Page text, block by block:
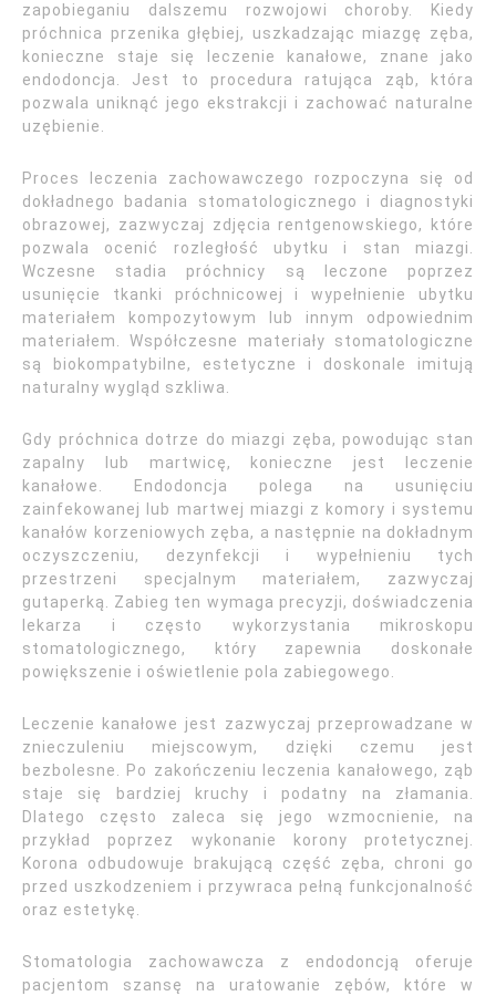
zapobieganiu dalszemu rozwojowi choroby. Kiedy
próchnica przenika głębiej, uszkadzając miazgę zęba,
konieczne staje się leczenie kanałowe, znane jako
endodoncja. Jest to procedura ratująca ząb, która
pozwala uniknąć jego ekstrakcji i zachować naturalne
uzębienie.
Proces leczenia zachowawczego rozpoczyna się od
dokładnego badania stomatologicznego i diagnostyki
obrazowej, zazwyczaj zdjęcia rentgenowskiego, które
pozwala ocenić rozległość ubytku i stan miazgi.
Wczesne stadia próchnicy są leczone poprzez
usunięcie tkanki próchnicowej i wypełnienie ubytku
materiałem kompozytowym lub innym odpowiednim
materiałem. Współczesne materiały stomatologiczne
są biokompatybilne, estetyczne i doskonale imitują
naturalny wygląd szkliwa.
Gdy próchnica dotrze do miazgi zęba, powodując stan
zapalny lub martwicę, konieczne jest leczenie
kanałowe. Endodoncja polega na usunięciu
zainfekowanej lub martwej miazgi z komory i systemu
kanałów korzeniowych zęba, a następnie na dokładnym
oczyszczeniu, dezynfekcji i wypełnieniu tych
przestrzeni specjalnym materiałem, zazwyczaj
gutaperką. Zabieg ten wymaga precyzji, doświadczenia
lekarza i często wykorzystania mikroskopu
stomatologicznego, który zapewnia doskonałe
powiększenie i oświetlenie pola zabiegowego.
Leczenie kanałowe jest zazwyczaj przeprowadzane w
znieczuleniu miejscowym, dzięki czemu jest
bezbolesne. Po zakończeniu leczenia kanałowego, ząb
staje się bardziej kruchy i podatny na złamania.
Dlatego często zaleca się jego wzmocnienie, na
przykład poprzez wykonanie korony protetycznej.
Korona odbudowuje brakującą część zęba, chroni go
przed uszkodzeniem i przywraca pełną funkcjonalność
oraz estetykę.
Stomatologia zachowawcza z endodoncją oferuje
pacjentom szansę na uratowanie zębów, które w